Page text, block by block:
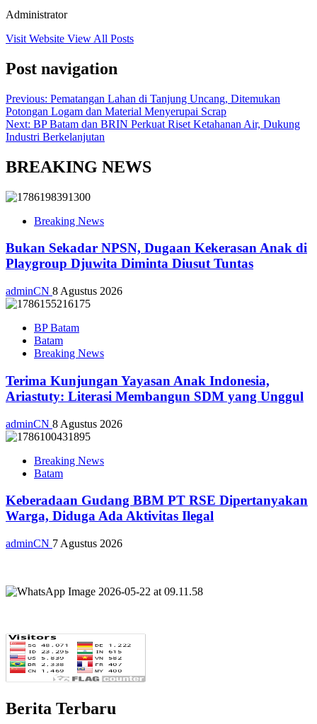
Administrator
Visit Website View All Posts
Post navigation
Previous: Pematangan Lahan di Tanjung Uncang, Ditemukan
Potongan Logam dan Material Menyerupai Scrap
Next: BP Batam dan BRIN Perkuat Riset Ketahanan Air, Dukung
Industri Berkelanjutan
BREAKING NEWS
Breaking News
Bukan Sekadar NPSN, Dugaan Kekerasan Anak di
Playgroup Djuwita Diminta Diusut Tuntas
adminCN 8 Agustus 2026
BP Batam
Batam
Breaking News
Terima Kunjungan Yayasan Anak Indonesia,
Ariastuty: Literasi Membangun SDM yang Unggul
adminCN 8 Agustus 2026
Breaking News
Batam
Keberadaan Gudang BBM PT RSE Dipertanyakan
Warga, Diduga Ada Aktivitas Ilegal
adminCN 7 Agustus 2026
Berita Terbaru